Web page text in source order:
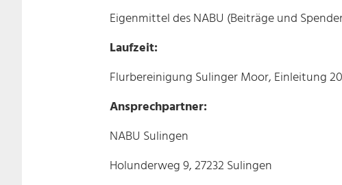
Eigenmittel des NABU (Beiträge und
Laufzeit:
Flurbereinigung Sulinger Moor, Einleitung
Ansprechpartner:
NABU Sulingen
Holunderweg 9, 27232 Sulingen